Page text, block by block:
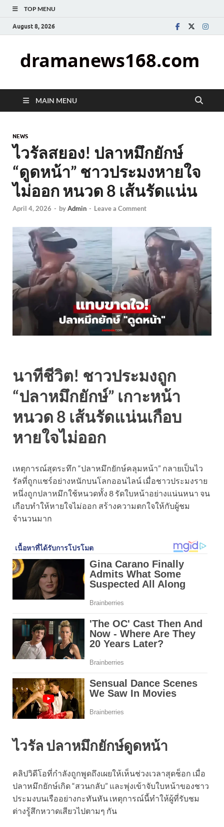
TOP MENU
August 8, 2026
dramanews168.com
MAIN MENU
NEWS
ไวรัลสยอง! ปลาหมึกยักษ์
“ดูดหน้า” ชาวประมงหายใจ
ไม่ออก หนวด 8 เส้นรัดแน่น
April 4, 2026 - byAdmin - Leave a Comment
นาทีชีวิต! ชาวประมงถูก
“ปลาหมึกยักษ์” เกาะหน้า
หนวด 8 เส้นรัดแน่นเกือบ
หายใจไม่ออก
เหตุการณ์สุดระทึก “ปลาหมึกยักษ์คลุมหน้า” กลายเป็นไว
รัลที่ถูกแชร์อย่างหนักบนโลกออนไลน์ เมื่อชาวประมงราย
หนึ่งถูกปลาหมึกใช้หนวดทั้ง 8 รัดใบหน้าอย่างแน่นหนา จน
เกือบทำให้หายใจไม่ออก สร้างความตกใจให้กับผู้ชม
จำนวนมาก
ไวรัล ปลาหมึกยักษ์ดูดหน้า
คลิปวิดีโอที่กำลังถูกพูดถึงเผยให้เห็นช่วงเวลาสุดช็อก เมื่อ
ปลาหมึกยักษ์เกิด “สวนกลับ” และพุ่งเข้าจับใบหน้าของชาว
ประมงบนเรืออย่างกะทันหัน เหตุการณ์นี้ทำให้ผู้ที่รับชม
ต่างรู้สึกหวาดเสียวไปตามๆ กัน